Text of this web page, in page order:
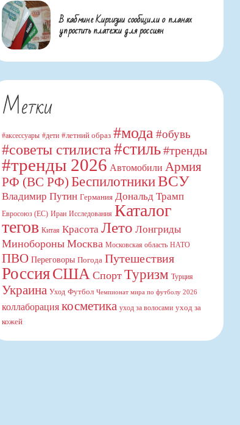
В кабмине Киргизии сообщили о планах
упростить платежи для россиян
Метки
#аксессуары #дети #летний образ #мода #обувь
#советы стилиста #стиль#тренды
#тренды 2026 Автомобили Армия
РФ (ВС РФ) БеспилотникиВСУ
Владимир Путин Германия Дональд Трамп
Евросоюз (ЕС) Иран Исследования Каталог
тегов Китая Красота Лето Лонгриды
Минобороны Москва Московская область НАТО
ПВО Переговоры Погода Путешествия
РоссияСША Спорт Туризм Турция
Украина Уход Футбол Чемпионат мира по футболу 2026
коллаборация косметика уход за волосами уход за
кожей